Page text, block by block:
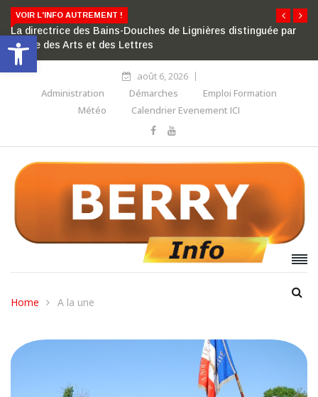
Ouvrir la barre d’outils
VOIR L'INFO AUTREMENT !
La directrice des Bains-Douches de Lignières distinguée par
l’ordre des Arts et des Lettres
août 6, 2026
Administration
Démarches
Emploi Formation
Météo
Calendrier Evenement ICI
Home A la une